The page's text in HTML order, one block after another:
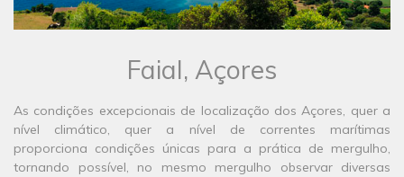
​Faial, Açores
As condições excepcionais de localização dos Açores, quer a
nível climático, quer a nível de correntes marítimas
proporciona condições únicas para a prática de mergulho,
tornando possível, no mesmo mergulho observar diversas